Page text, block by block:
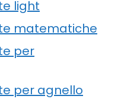
light
matematiche
per
per agnello